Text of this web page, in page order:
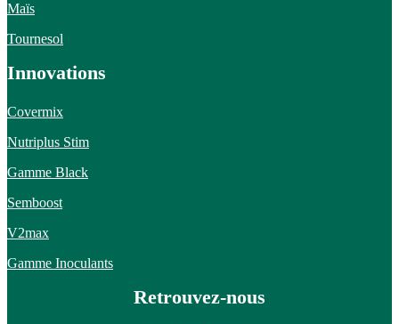
Maïs
Tournesol
Innovations
Covermix
Nutriplus Stim
Gamme Black
Semboost
V2max
Gamme Inoculants
Retrouvez-nous